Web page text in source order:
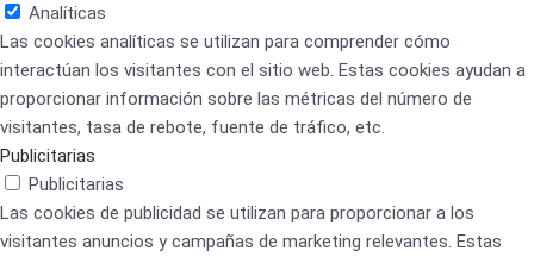
Analíticas
Las cookies analíticas se utilizan para comprender cómo
interactúan los visitantes con el sitio web. Estas cookies ayudan a
proporcionar información sobre las métricas del número de
visitantes, tasa de rebote, fuente de tráfico, etc.
Publicitarias
Publicitarias
Las cookies de publicidad se utilizan para proporcionar a los
visitantes anuncios y campañas de marketing relevantes. Estas